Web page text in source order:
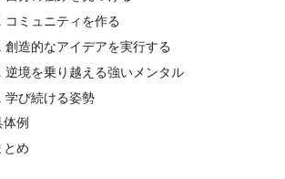
コミュニティを作る
創造的なアイデアを実行する
逆境を乗り越える強いメンタル
学び続ける姿勢
体例
とめ